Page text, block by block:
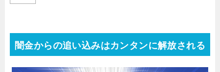
闇金からの追い込みはカンタンに解放される